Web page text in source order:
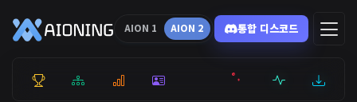
AION 1 AION 2 통합 디스코드
통합 순위리더보드통계 캐릭터 서버현황최근기록잉미